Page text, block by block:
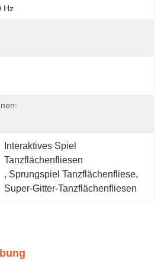
Hz
Interaktives Spiel
Tanzflächenfliesen
, Sprungspiel Tanzflächenfliese,
Super-Gitter-Tanzflächenfliesen